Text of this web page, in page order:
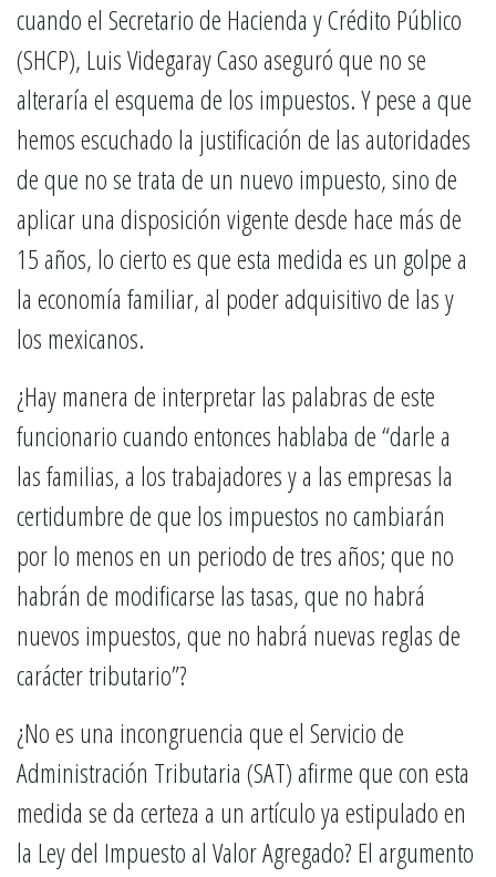
cuando el Secretario de Hacienda y Crédito Público
(SHCP), Luis Videgaray Caso aseguró que no se
alteraría el esquema de los impuestos. Y pese a que
hemos escuchado la justificación de las autoridades
de que no se trata de un nuevo impuesto, sino de
aplicar una disposición vigente desde hace más de
15 años, lo cierto es que esta medida es un golpe a
la economía familiar, al poder adquisitivo de las y
los mexicanos.
¿Hay manera de interpretar las palabras de este
funcionario cuando entonces hablaba de “darle a
las familias, a los trabajadores y a las empresas la
certidumbre de que los impuestos no cambiarán
por lo menos en un periodo de tres años; que no
habrán de modificarse las tasas, que no habrá
nuevos impuestos, que no habrá nuevas reglas de
carácter tributario”?
¿No es una incongruencia que el Servicio de
Administración Tributaria (SAT) afirme que con esta
medida se da certeza a un artículo ya estipulado en
la Ley del Impuesto al Valor Agregado? El argumento